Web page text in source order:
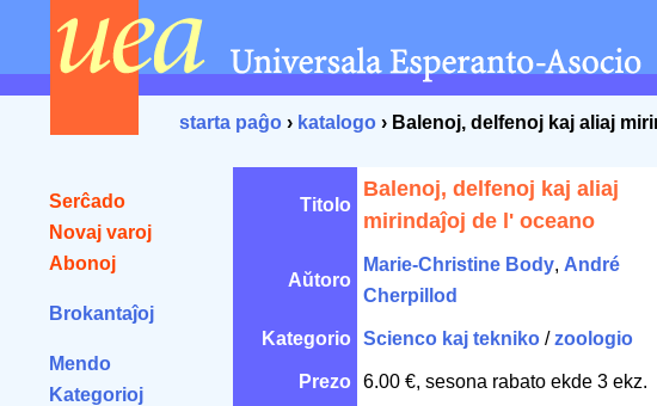
starta paĝo › katalogo › Balenoj, delfenoj kaj aliaj
Serĉado
Novaj varoj
Abonoj
Brokantaĵoj
Mendo
Kategorioj
Titolo
Balenoj, delfenoj kaj aliaj
mirindaĵoj de l' oceano
Aŭtoro
Marie-Christine Body, André
Cherpillod
Kategorio Scienco kaj tekniko /zoologio
Prezo 6.00 €, sesona rabato ekde 3 ekz.